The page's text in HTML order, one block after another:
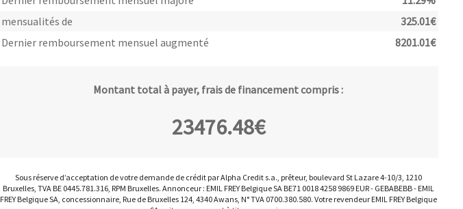
mensualités de
325.01€
Dernier remboursement mensuel augmenté
8201.01€
Montant total à payer, frais de financement compris :
23476.48€
Sous réserve d’acceptation de votre demande de crédit par Alpha Credit s.a., prêteur, boulevard St Lazare 4-10/3, 1210
Bruxelles, TVA BE 0445.781.316, RPM Bruxelles. Annonceur : EMIL FREY Belgique SA BE71 0018 4258 9869 EUR - GEBABEBB - EMIL
FREY Belgique SA, concessionnaire, Rue de Bruxelles 124, 4340 Awans, N° TVA 0700.380.580. Votre revendeur EMIL FREY Belgique